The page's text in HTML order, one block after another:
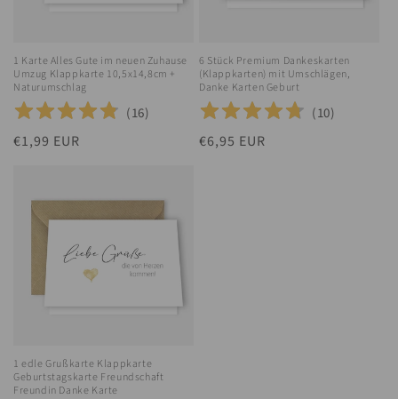
1 Karte Alles Gute im neuen Zuhause
Umzug Klappkarte 10,5x14,8cm +
Naturumschlag
(16)
Normaler
€1,99 EUR
6 Stück Premium Dankeskarten
(Klappkarten) mit Umschlägen,
Danke Karten Geburt
(10)
Normaler
€6,95 EUR
1 edle Grußkarte Klappkarte
Geburtstagskarte Freundschaft
Freundin Danke Karte